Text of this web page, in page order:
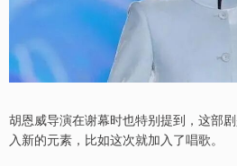
胡恩威导演在谢幕时也特别提到，这部
入新的元素，比如这次就加入了唱歌。